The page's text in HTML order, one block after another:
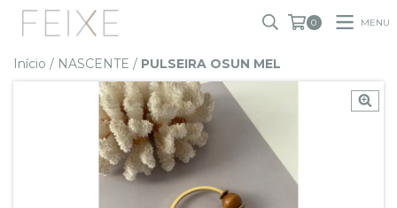
0 MENU
Início / NASCENTE / PULSEIRA OSUN MEL